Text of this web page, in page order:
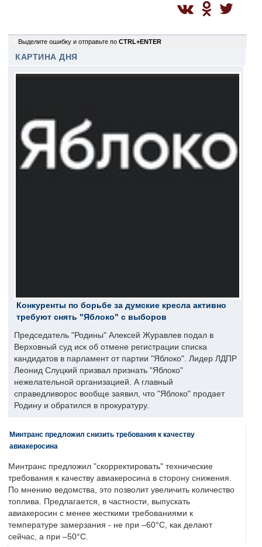
Выделите ошибку и отправьте по CTRL+ENTER
КАРТИНА ДНЯ
Конкуренты по борьбе за думские кресла активно
требуют снять "Яблоко" с выборов
Председатель "Родины" Алексей Журавлев подал в
Верховный суд иск об отмене регистрации списка
кандидатов в парламент от партии "Яблоко". Лидер ЛДПР
Леонид Слуцкий призвал признать "Яблоко"
нежелательной организацией. А главный
справедливорос вообще заявил, что "Яблоко" продает
Родину и обратился в прокуратуру.
Минтранс предложил снизить требования к качеству
авиакеросина
Минтранс предложил "скорректировать" технические
требования к качеству авиакеросина в сторону снижения.
По мнению ведомства, это позволит увеличить количество
топлива. Предлагается, в частности, выпускать
авиакеросин с менее жесткими требованиями к
температуре замерзания - не при –60°C, как делают
сейчас, а при –50°C.